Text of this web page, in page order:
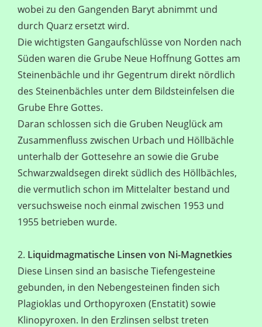
wobei zu den Gangenden Baryt abnimmt und
durch Quarz ersetzt wird.
Die wichtigsten Gangaufschlüsse von Norden nach
Süden waren die Grube Neue Hoffnung Gottes am
Steinenbächle und ihr Gegentrum direkt nördlich
des Steinenbächles unter dem Bildsteinfelsen die
Grube Ehre Gottes.
Daran schlossen sich die Gruben Neuglück am
Zusammenfluss zwischen Urbach und Höllbächle
unterhalb der Gottesehre an sowie die Grube
Schwarzwaldsegen direkt südlich des Höllbächles,
die vermutlich schon im Mittelalter bestand und
versuchsweise noch einmal zwischen 1953 und
1955 betrieben wurde.
2. Liquidmagmatische Linsen von Ni-Magnetkies
Diese Linsen sind an basische Tiefengesteine
gebunden, in den Nebengesteinen finden sich
Plagioklas und Orthopyroxen (Enstatit) sowie
Klinopyroxen. In den Erzlinsen selbst treten